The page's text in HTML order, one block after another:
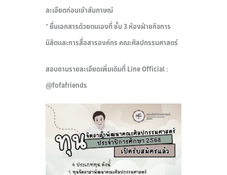
ละเอียดก่อนเข้าสัมภาษณ์
* ยื่นเอกสารด้วยตนเองที่ ชั้น 3 ห้องฝ่ายกิจการ
นิสิตและการสื่อสารองค์กร คณะศิลปกรรมศาสตร์
สอบถามรายละเอียดเพิ่มเติมที่ Line Official :
@fofafriends